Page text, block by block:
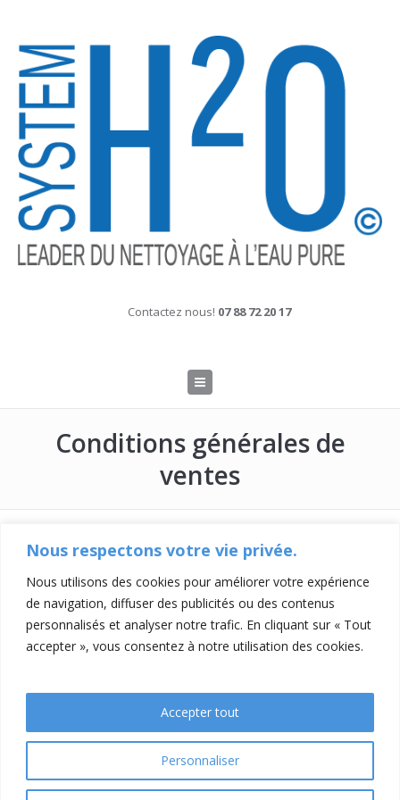
Nous respectons votre vie privée.
Nous utilisons des cookies pour améliorer votre expérience
de navigation, diffuser des publicités ou des contenus
personnalisés et analyser notre trafic. En cliquant sur « Tout
accepter », vous consentez à notre utilisation des cookies.
Personnaliser
Accepter tout
Contactez nous! 07 88 72 20 17
Conditions générales de
ventes
Mentions légales
Conditions générales de ventes